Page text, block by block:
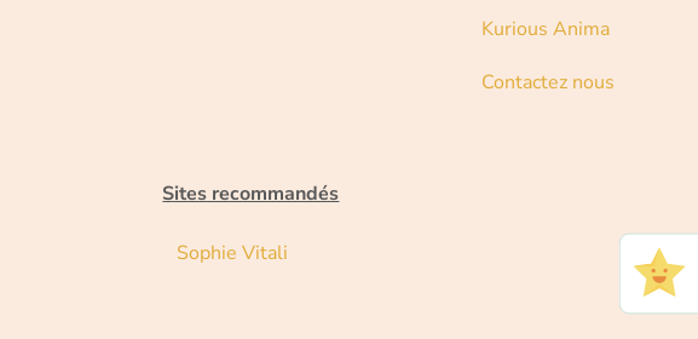
Kurious Anima
Contactez nous
Sites recommandés
Sophie Vitali